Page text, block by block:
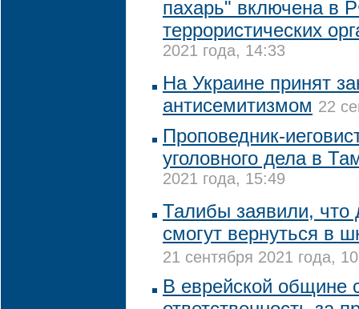
пахарь" включена в
террористических
2021 года, 14:33
На Украине принят
антисемитизмом 22
Проповедник-
уголовного дела в
2021 года, 15:49
Талибы заявили, что
смогут вернуться в
21 сентября 2021 года,
В еврейской общине